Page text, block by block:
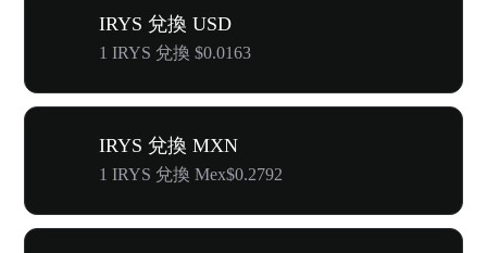
IRYS 兌換 USD
1 IRYS 兌換 $0.0163
IRYS 兌換 MXN
1 IRYS 兌換 Mex$0.2792